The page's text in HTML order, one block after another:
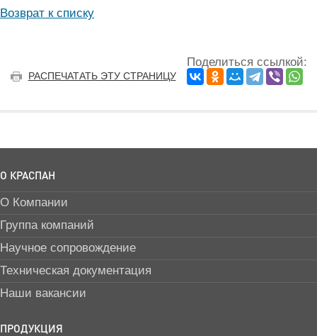
Возврат к списку
РАСПЕЧАТАТЬ ЭТУ СТРАНИЦУ
Поделиться ссылкой:
О КРАСПАН
О Компании
Группа компаний
Научное сопровождение
Техническая документация
Наши вакансии
ПРОДУКЦИЯ